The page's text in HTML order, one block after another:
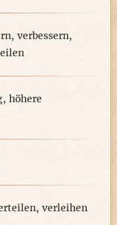
, verbessern,
, höhere
, verleihen